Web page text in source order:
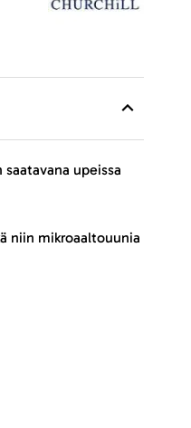
upeissa
niin mikroaaltouunia